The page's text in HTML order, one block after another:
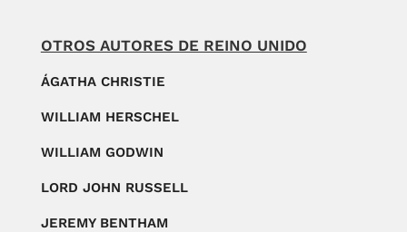
OTROS AUTORES DE REINO UNIDO
ÁGATHA CHRISTIE
WILLIAM HERSCHEL
WILLIAM GODWIN
LORD JOHN RUSSELL
JEREMY BENTHAM